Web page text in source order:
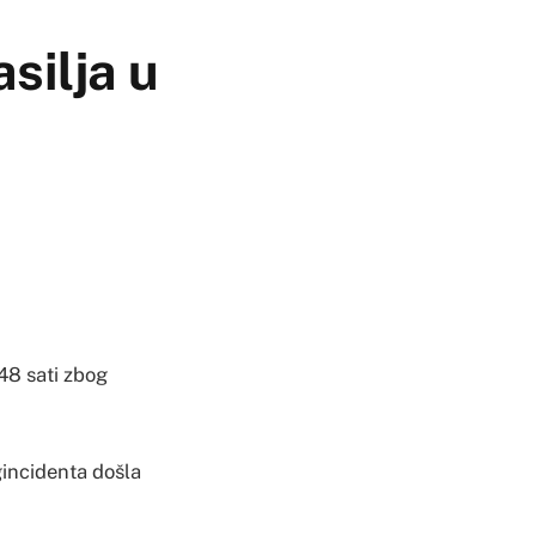
u
sati zbog
došla